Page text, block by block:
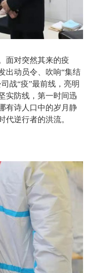
面对突然其来的疫
出动员令、吹响“集结
战“疫”最前线，亮明
实防线 ， 第一时间迅
有诗人口中的岁月静
代逆行者的洪流。